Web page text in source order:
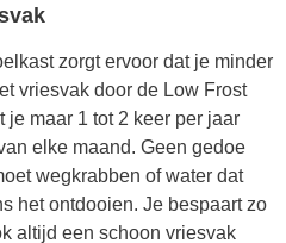
zorgt ervoor dat je minder
vriesvak door de Low Frost
maar 1 tot 2 keer per jaar
elke maand. Geen gedoe
wegkrabben of water dat
het ontdooien. Je bespaart zo
altijd een schoon vriesvak